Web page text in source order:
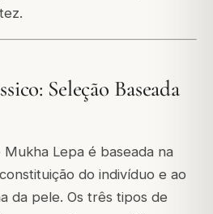
Seleção Baseada
Mukha Lepa é baseada na
do indivíduo e ao
da pele. Os três tipos de